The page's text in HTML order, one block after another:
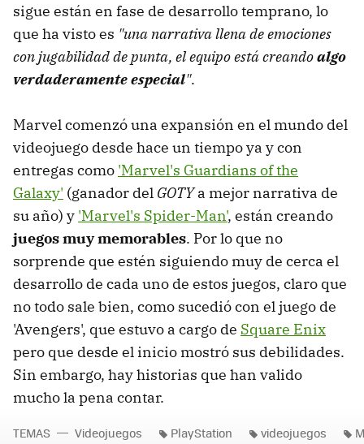
sigue están en fase de desarrollo temprano, lo
que ha visto es "una narrativa llena de emociones
con jugabilidad de punta, el equipo está creandoalgo
verdaderamente especial".
Marvel comenzó una expansión en el mundo del
videojuego desde hace un tiempo ya y con
entregas como 'Marvel's Guardians of the
Galaxy' (ganador del GOTYa mejor narrativa de
su año) y 'Marvel's Spider-Man', están creando
juegos muy memorables. Por lo que no
sorprende que estén siguiendo muy de cerca el
desarrollo de cada uno de estos juegos, claro que
no todo sale bien, como sucedió con el juego de
'Avengers', que estuvo a cargo de Square Enix
pero que desde el inicio mostró sus debilidades.
Sin embargo, hay historias que han valido
mucho la pena contar.
TEMAS Videojuegos PlayStation videojuegos